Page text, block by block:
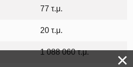
77 τ.μ.
20 τ.μ.
1 088 060 τ.μ. ×